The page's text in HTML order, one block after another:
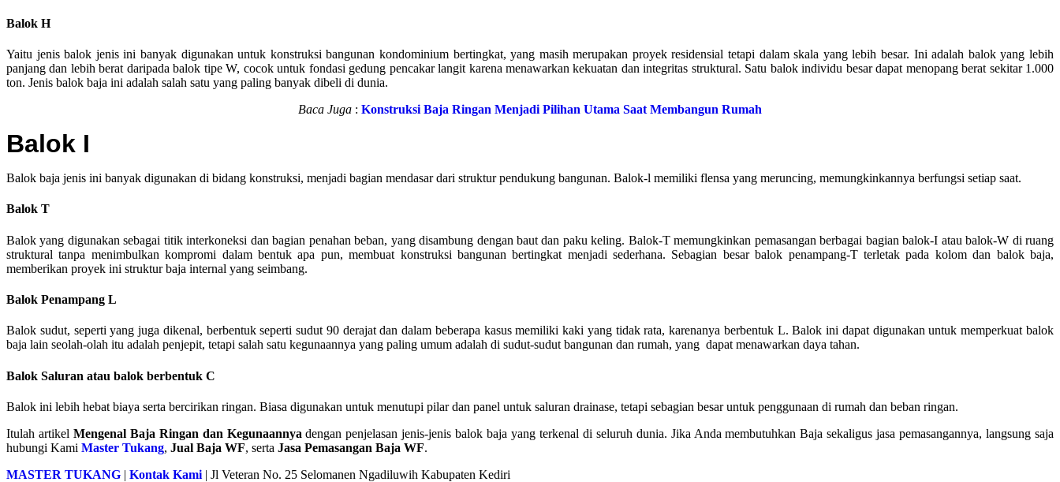
Balok H
Yaitu jenis balok jenis ini banyak digunakan untuk konstruksi bangunan kondominium bertingkat, yang masih merupakan proyek residensial tetapi dalam skala yang lebih besar. Ini adalah balok yang lebih
panjang dan lebih berat daripada balok tipe W, cocok untuk fondasi gedung pencakar langit karena menawarkan kekuatan dan integritas struktural. Satu balok individu besar dapat menopang berat sekitar 1.000
ton. Jenis balok baja ini adalah salah satu yang paling banyak dibeli di dunia.
Baca Juga : Konstruksi Baja Ringan Menjadi Pilihan Utama Saat Membangun Rumah
Balok I
Balok baja jenis ini banyak digunakan di bidang konstruksi, menjadi bagian mendasar dari struktur pendukung bangunan. Balok-l memiliki flensa yang meruncing, memungkinkannya berfungsi setiap saat.
Balok T
Balok yang digunakan sebagai titik interkoneksi dan bagian penahan beban, yang disambung dengan baut dan paku keling. Balok-T memungkinkan pemasangan berbagai bagian balok-I atau balok-W di ruang
struktural tanpa menimbulkan kompromi dalam bentuk apa pun, membuat konstruksi bangunan bertingkat menjadi sederhana. Sebagian besar balok penampang-T terletak pada kolom dan balok baja,
memberikan proyek ini struktur baja internal yang seimbang.
Balok Penampang L
Balok sudut, seperti yang juga dikenal, berbentuk seperti sudut 90 derajat dan dalam beberapa kasus memiliki kaki yang tidak rata, karenanya berbentuk L. Balok ini dapat digunakan untuk memperkuat balok
baja lain seolah-olah itu adalah penjepit, tetapi salah satu kegunaannya yang paling umum adalah di sudut-sudut bangunan dan rumah, yang dapat menawarkan daya tahan.
Balok Saluran atau balok berbentuk C
Balok ini lebih hebat biaya serta bercirikan ringan. Biasa digunakan untuk menutupi pilar dan panel untuk saluran drainase, tetapi sebagian besar untuk penggunaan di rumah dan beban ringan.
Itulah artikel Mengenal Baja Ringan dan Kegunaannya dengan penjelasan jenis-jenis balok baja yang terkenal di seluruh dunia. Jika Anda membutuhkan Baja sekaligus jasa pemasangannya, langsung saja
hubungi Kami Master Tukang, Jual Baja WF, serta Jasa Pemasangan Baja WF.
MASTER TUKANG | Kontak Kami | Jl Veteran No. 25 Selomanen Ngadiluwih Kabupaten Kediri